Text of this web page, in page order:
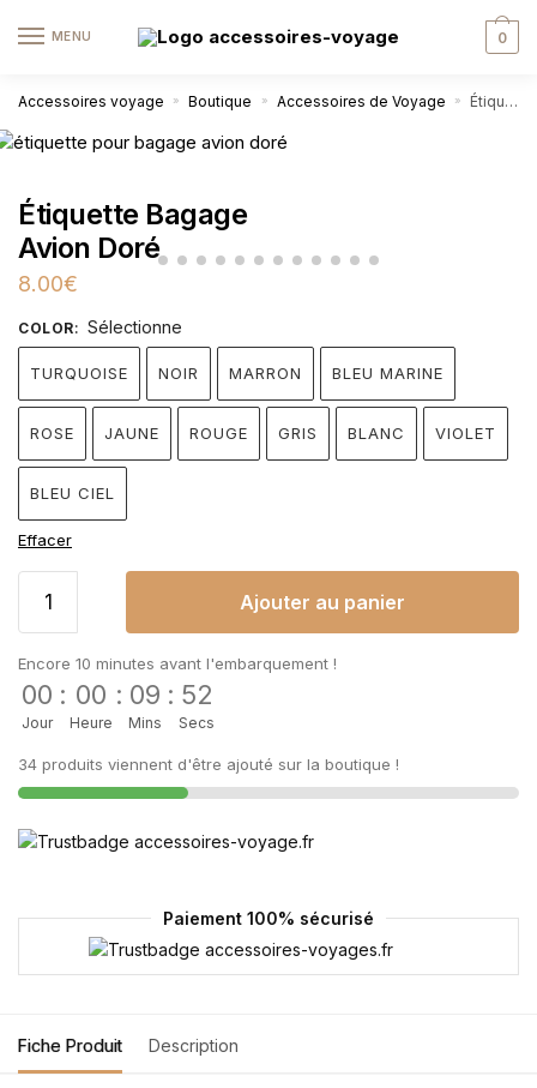
MENU 0
Accessoires voyage » Boutique » Accessoires de Voyage » Étiquette Bagage Avion Doré
Étiquette Bagage
Avion Doré
8.00€
COLOR: Sélectionne
TURQUOISE NOIR MARRON BLEU MARINE
ROSE JAUNE ROUGE GRIS BLANC VIOLET
BLEU CIEL
Effacer
Ajouter au panier
Encore 10 minutes avant l'embarquement !
00
Jour
: 00
Heure
: 09
Mins
: 52
Secs
34 produits viennent d'être ajouté sur la boutique !
Paiement 100% sécurisé
Fiche Produit Description